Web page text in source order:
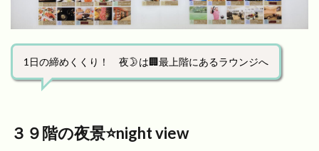
1日の締めくくり！ 夜🌛は🏢最上階にあるラウンジへ
３９階の夜景⭐️night view